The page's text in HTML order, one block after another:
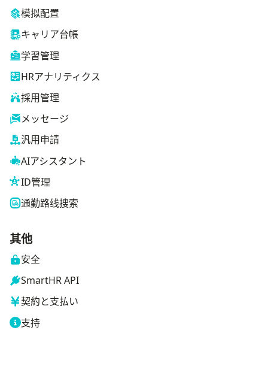
模拟配置
キャリア台帳
学習管理
HRアナリティクス
採用管理
メッセージ
汎用申請
AIアシスタント
ID管理
通勤路线搜索
其他
安全
SmartHR API
契約と支払い
支持